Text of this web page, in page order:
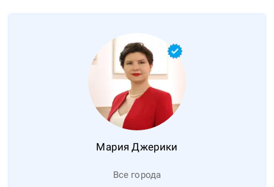
Мария Джерики
Все города